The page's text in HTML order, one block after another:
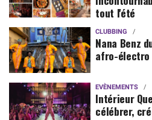
tout l'été
CLUBBING
Nana Benz
afro-électro
EVÈNEMENTS
Intérieur
célébrer,